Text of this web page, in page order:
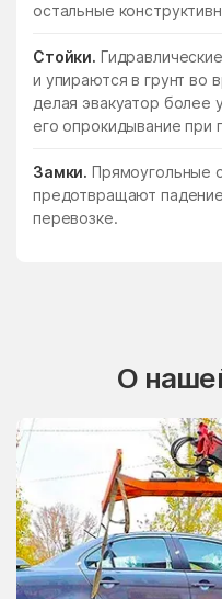
остальные
Стойки.
и упираются в грунт во
делая эвакуатор более
его опрокидывание при
Замки. Прямоугольные
предотвращают
перевозке.
О